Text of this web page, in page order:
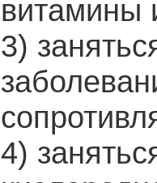
витамины
3)
4)